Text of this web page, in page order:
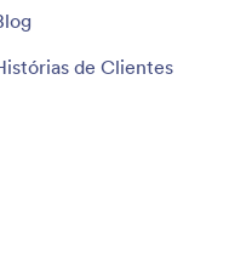
de Clientes